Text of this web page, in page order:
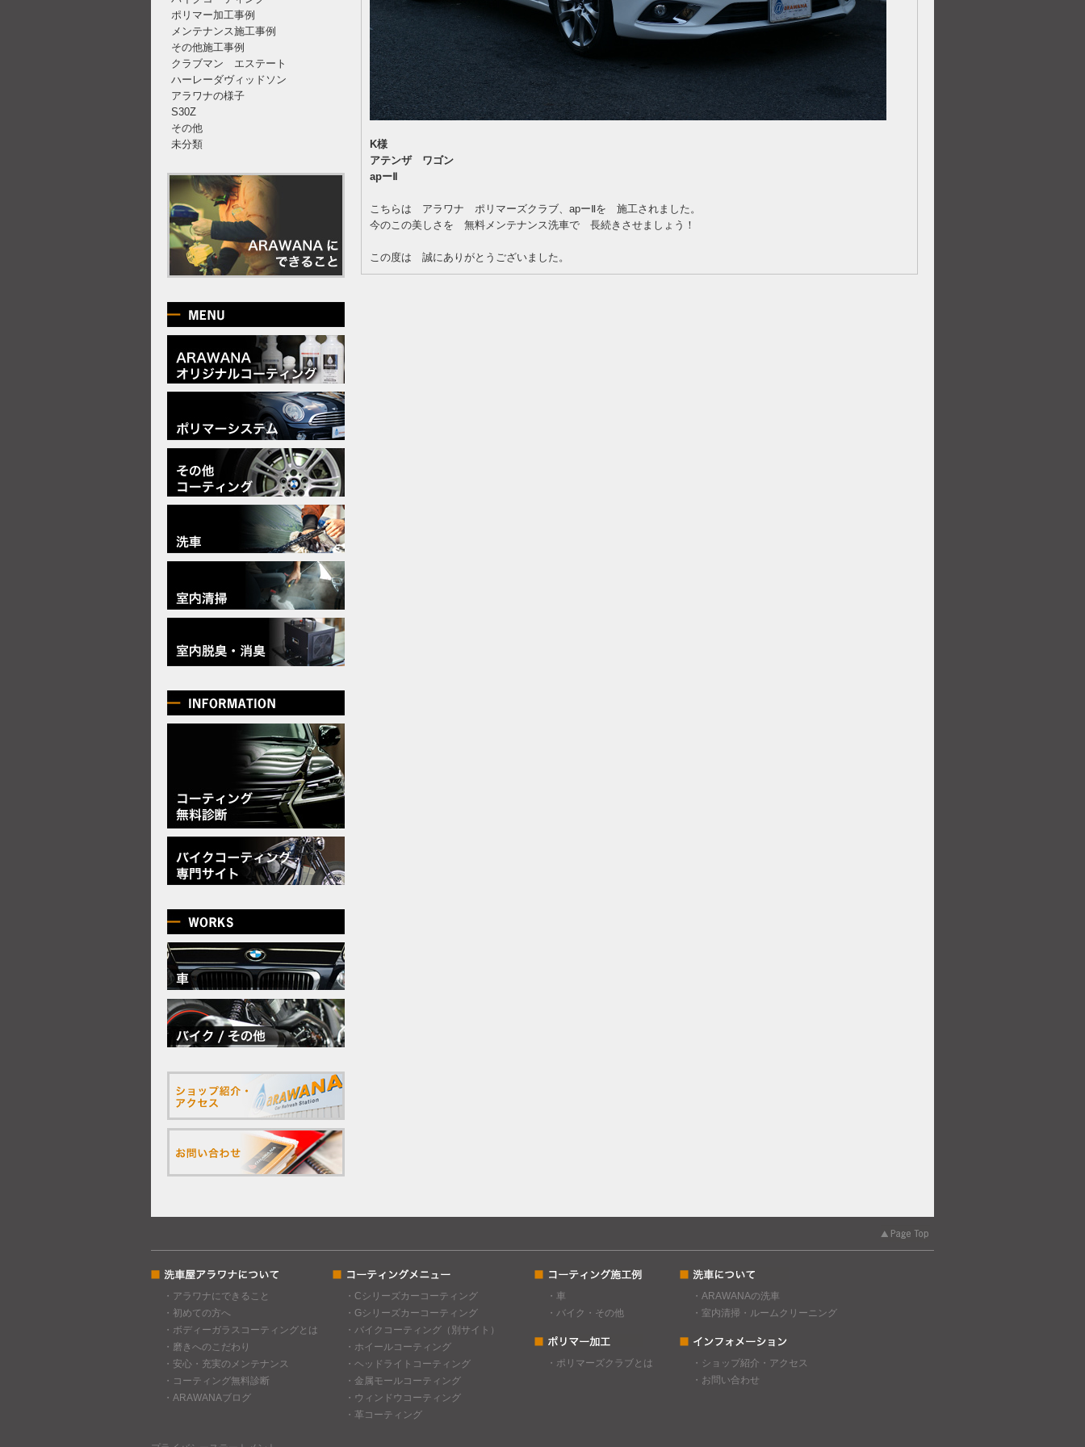
K様
アテンザ ワゴン
apーⅡ
こちらは アラワナ ポリマーズクラブ、apーⅡを 施工されました。
今のこの美しさを 無料メンテナンス洗車で 長続きさせましょう！
この度は 誠にありがとうございました。
ポリマー加工事例
メンテナンス施工事例
その他施工事例
クラブマン エステート
ハーレーダヴィッドソン
アラワナの様子
S30Z
その他
未分類
・アラワナにできること
・初めての方へ
・ボディーガラスコーティングとは
・磨きへのこだわり
・安心・充実のメンテナンス
・コーティング無料診断
・ARAWANAブログ
・Cシリーズカーコーティング
・Gシリーズカーコーティング
・バイクコーティング（別サイト）
・ホイールコーティング
・ヘッドライトコーティング
・金属モールコーティング
・ウィンドウコーティング
・革コーティング
・車
・バイク・その他
・ポリマーズクラブとは
・ARAWANAの洗車
・室内清掃・ルームクリーニング
・ショップ紹介・アクセス
・お問い合わせ